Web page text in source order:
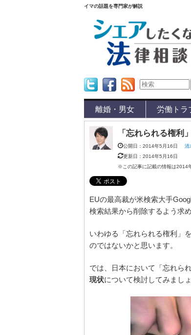
イマの話題を専門家が解説
離婚・男女 労働トラ
「忘れられる権利
公開日：2014年5月16日 清
更新日：2014年5月16日
※この記事に記載の情報は2014
EUの最高裁が米検索大手
検索結果から削除するよう求
いわゆる「忘れられる権利」
のではないかと思います。
では、日本において「忘れら
現状について検討してみましょ